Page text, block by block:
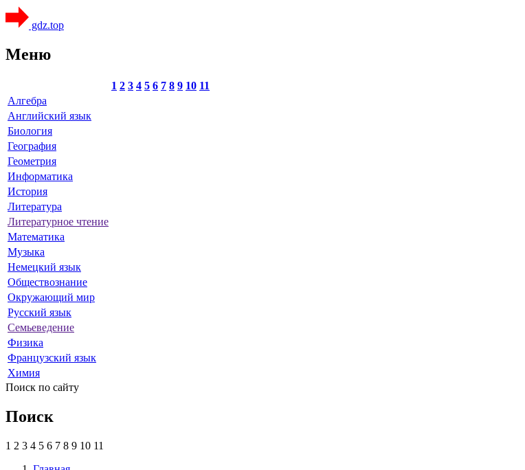
gdz.top
Меню
1 2 3 4 5 6 7 8 9 10 11
Алгебра
Английский язык
Биология
География
Геометрия
Информатика
История
Литература
Литературное чтение
Математика
Музыка
Немецкий язык
Обществознание
Окружающий мир
Русский язык
Семьеведение
Физика
Французский язык
Химия
Поиск по сайту
Поиск
1 2 3 4 5 6 7 8 9 10 11